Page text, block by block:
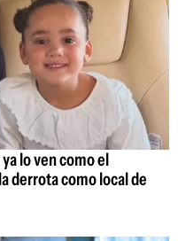
lo ven como el
derrota como local de